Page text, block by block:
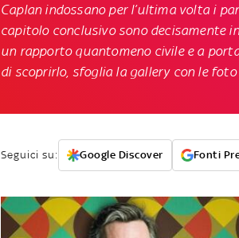
Caplan indossano per l’ultima volta i
capitolo conclusivo sono decisamente
un rapporto quantomeno civile e a
di scoprirlo, sfoglia la gallery con le
Seguici su: Google Discover Fonti